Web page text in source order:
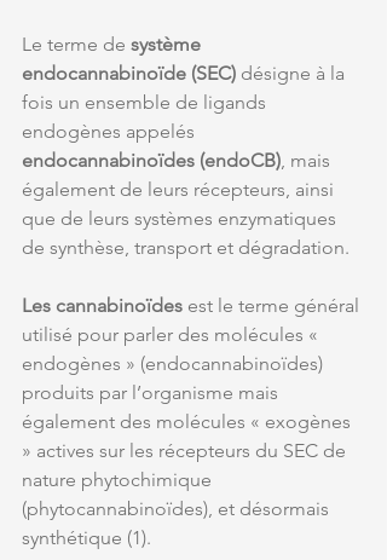
Le terme de système
endocannabinoïde (SEC) désigne à la
fois un ensemble de ligands
endogènes appelés
endocannabinoïdes (endoCB), mais
également de leurs récepteurs, ainsi
que de leurs systèmes enzymatiques
de synthèse, transport et dégradation.
Les cannabinoïdes est le terme général
utilisé pour parler des molécules «
endogènes » (endocannabinoïdes)
produits par l’organisme mais
également des molécules « exogènes
» actives sur les récepteurs du SEC de
nature phytochimique
(phytocannabinoïdes), et désormais
synthétique (1).